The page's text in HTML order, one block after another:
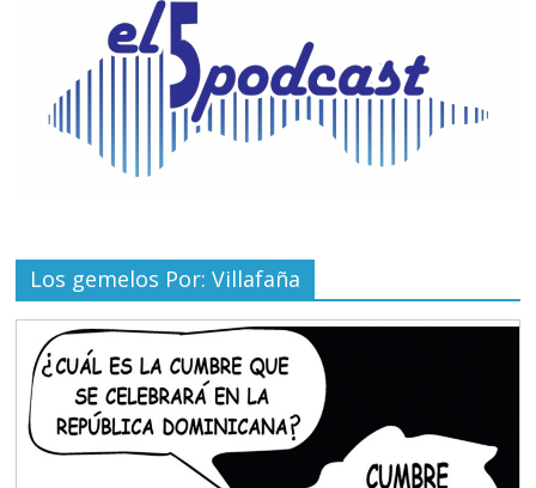
Los gemelos Por: Villafaña